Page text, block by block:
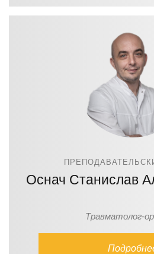
Оснач Станислав
Травматолог-